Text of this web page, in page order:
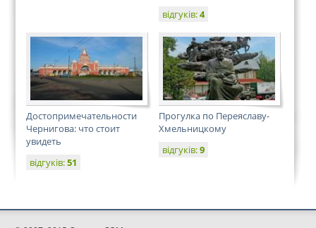
відгуків:4
Достопримечательности
Чернигова: что стоит
увидеть
відгуків:51
Прогулка по Переяславу-
Хмельницкому
відгуків:9